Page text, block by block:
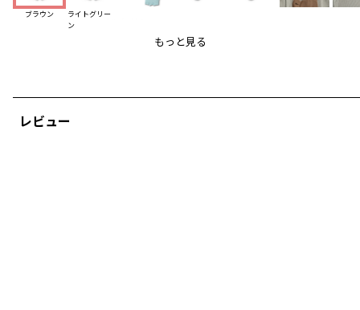
ブラウン
ライトグリー
ン
レビュー
カバーオールはシンプルながら
パイル地のふわふわしたクマちゃんポケットがポイント。
■【お肌にやさしいシリーズ】は
ガーゼ素材のこちらもおすすめです。
もっと見る